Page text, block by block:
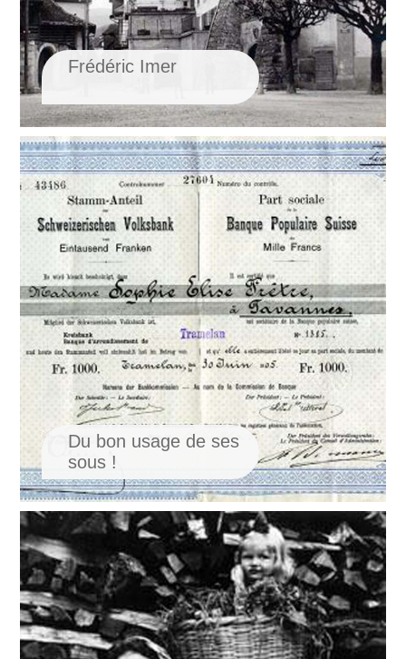
Frédéric Imer
Du bon usage de ses
sous !